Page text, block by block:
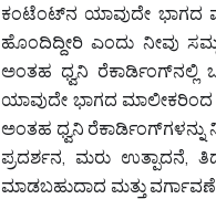
ಕಂಟೆಂಟ್‌ನ ಯಾವುದೇ ಭಾಗದ
ಹೊಂದಿದ್ದೀರಿ ಎಂದು ನೀವು
ಅಂತಹ ಧ್ವನಿ ರೆಕಾರ್ಡಿಂಗ್‌ನಲ್ಲಿ
ಯಾವುದೇ ಭಾಗದ
ಅಂತಹ ಧ್ವನಿ
ಪ್ರದರ್ಶನ, ಮರು ಉತ್ಪಾದನೆ,
ಮಾಡಬಹುದಾದ ಮತ್ತು